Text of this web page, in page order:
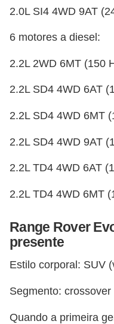
2.0L SI4 4WD 9AT
6 motores a diesel:
2.2L 2WD 6MT (150
2.2L SD4 4WD 6AT
2.2L SD4 4WD 6MT
2.2L SD4 4WD 9AT
2.2L TD4 4WD 6AT
2.2L TD4 4WD 6MT
Range Rover
presente
Estilo corporal: SUV
Segmento: crossover
Quando a primeira
S
u
r
n
ç
e
s
g
u
r
s